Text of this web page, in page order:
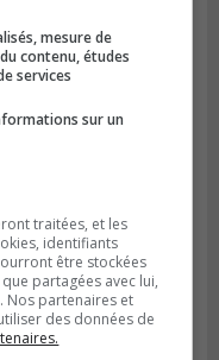
Coaticook
mesure de
contenu, études
services
sur un
traitées, et les
identifiants
être stockées
partagées avec lui,
Nos partenaires et
des données de